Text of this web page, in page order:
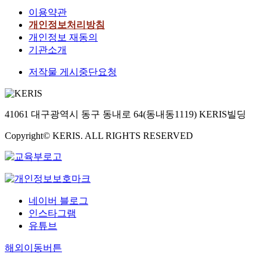
이용약관
개인정보처리방침
개인정보 재동의
기관소개
저작물 게시중단요청
41061 대구광역시 동구 동내로 64(동내동1119) KERIS빌딩
Copyright© KERIS. ALL RIGHTS RESERVED
네이버 블로그
인스타그램
유튜브
해외이동버튼